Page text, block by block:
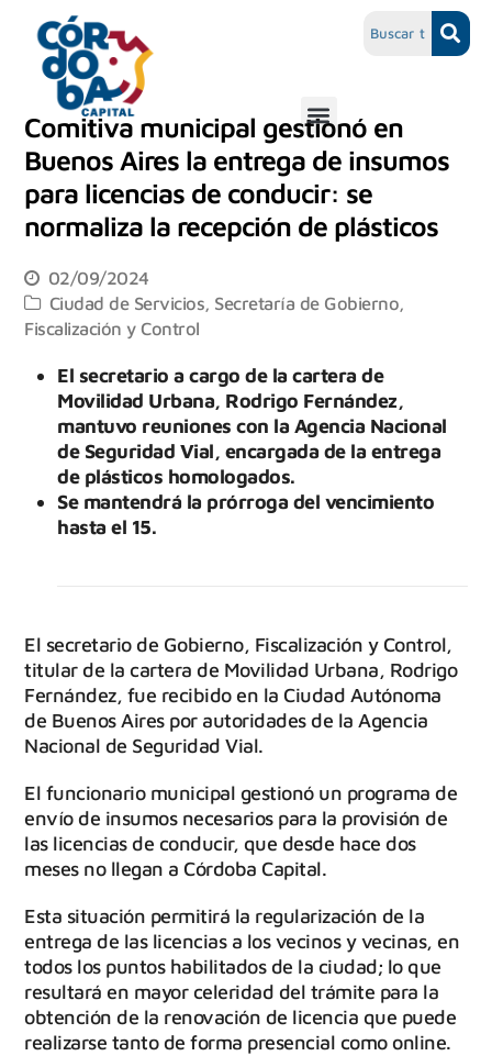
Comitiva municipal gestionó en
Buenos Aires la entrega de insumos
para licencias de conducir: se
normaliza la recepción de plásticos
02/09/2024
Ciudad de Servicios, Secretaría de Gobierno,
Fiscalización y Control
El secretario a cargo de la cartera de
Movilidad Urbana, Rodrigo Fernández,
mantuvo reuniones con la Agencia Nacional
de Seguridad Vial, encargada de la entrega
de plásticos homologados.
Se mantendrá la prórroga del vencimiento
hasta el 15.
El secretario de Gobierno, Fiscalización y Control,
titular de la cartera de Movilidad Urbana, Rodrigo
Fernández, fue recibido en la Ciudad Autónoma
de Buenos Aires por autoridades de la Agencia
Nacional de Seguridad Vial.
El funcionario municipal gestionó un programa de
envío de insumos necesarios para la provisión de
las licencias de conducir, que desde hace dos
meses no llegan a Córdoba Capital.
Esta situación permitirá la regularización de la
entrega de las licencias a los vecinos y vecinas, en
todos los puntos habilitados de la ciudad; lo que
resultará en mayor celeridad del trámite para la
obtención de la renovación de licencia que puede
realizarse tanto de forma presencial como online.